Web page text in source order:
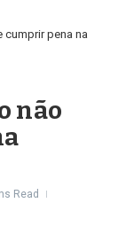
cumprir pena na
não
Read